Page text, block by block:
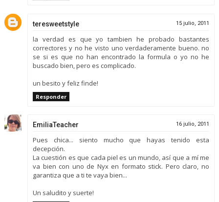
teresweetstyle 15 julio, 2011
la verdad es que yo tambien he probado bastantes
correctores y no he visto uno verdaderamente bueno. no
se si es que no han encontrado la formula o yo no he
buscado bien, pero es complicado.
un besito y feliz finde!
Responder
EmiliaTeacher 16 julio, 2011
Pues chica... siento mucho que hayas tenido esta
decepción.
La cuestión es que cada piel es un mundo, así que a mí me
va bien con uno de Nyx en formato stick. Pero claro, no
garantiza que a ti te vaya bien...
Un saludito y suerte!